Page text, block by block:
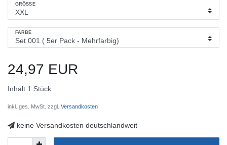
GRÖSSE
FARBE
24,97 EUR
Inhalt 1 Stück
inkl. ges. MwSt. zzgl. Versandkosten
keine Versandkosten deutschlandweit